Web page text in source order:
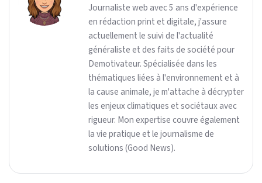
Journaliste web avec 5 ans d'expérience
en rédaction print et digitale, j'assure
actuellement le suivi de l'actualité
généraliste et des faits de société pour
Demotivateur. Spécialisée dans les
thématiques liées à l'environnement et à
la cause animale, je m'attache à décrypter
les enjeux climatiques et sociétaux avec
rigueur. Mon expertise couvre également
la vie pratique et le journalisme de
solutions (Good News).